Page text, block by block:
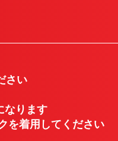
さい
なります
を着用してください